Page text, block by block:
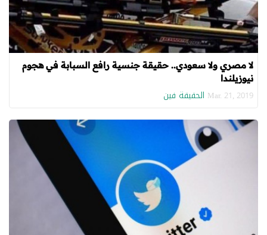
لا مصري ولا سعودي.. حقيقة جنسية رافع السبابة في هجوم
نيوزيلندا
Mar. 21, 2019 الحقيقة فين